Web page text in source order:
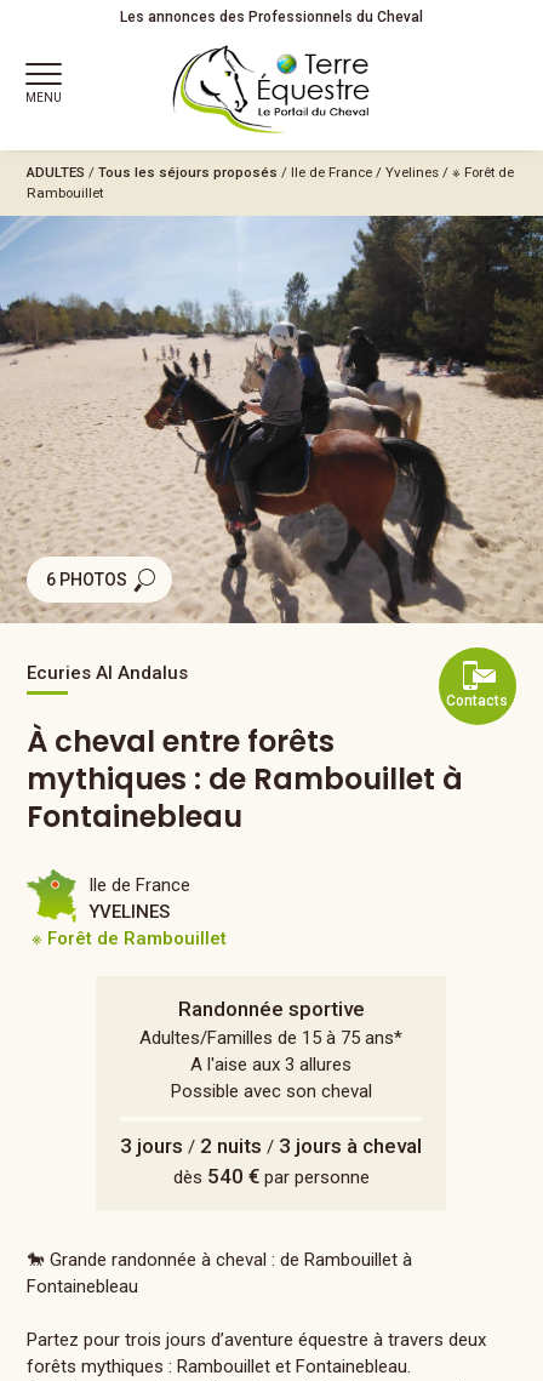
Les annonces des Professionnels du Cheval
MENU
ADULTES /Tous les séjours proposés / Ile de France /Yvelines /※ Forêt de
Rambouillet
6 PHOTOS
Contacts
Ecuries Al Andalus
À cheval entre forêts
mythiques : de Rambouillet à
Fontainebleau
Randonnée sportive
Adultes/Familles de 15 à 75 ans*
A l'aise aux 3 allures
Possible avec son cheval
3 jours / 2 nuits / 3 jours à cheval
dès 540 €par personne
Ile de France
YVELINES
※ Forêt de Rambouillet
🐎 Grande randonnée à cheval : de Rambouillet à
Fontainebleau
Partez pour trois jours d’aventure équestre à travers deux
forêts mythiques : Rambouillet et Fontainebleau.